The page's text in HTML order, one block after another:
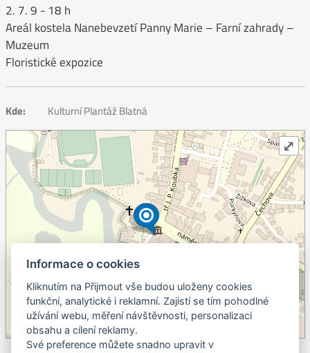
2. 7. 9 - 18 h
Areál kostela Nanebevzetí Panny Marie – Farní zahrady –
Muzeum
Floristické expozice
Kde: Kulturní Plantáž Blatná
©OpenStreetMapcontributors.
⤢
Informace o cookies
Kliknutím na Přijmout vše budou uloženy cookies
funkční, analytické i reklamní. Zajistí se tím pohodlné
užívání webu, měření návštěvnosti, personalizaci
obsahu a cílení reklamy.
Své preference můžete snadno upravit v